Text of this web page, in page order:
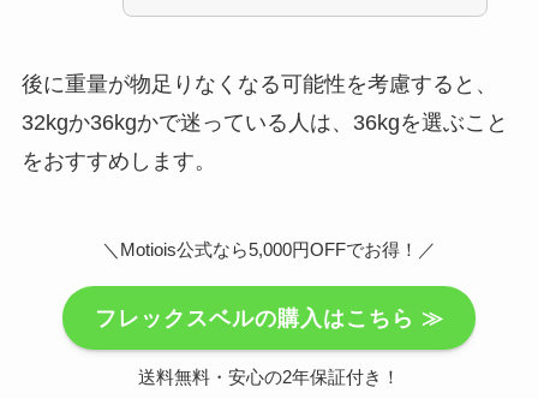
後に重量が物足りなくなる可能性を考慮すると、
32kgか36kgかで迷っている人は、 36kgを選ぶこと
をおすすめ します。
＼Motiois公式なら5,000円OFFでお得！／
フレックスベルの購入はこちら ≫
送料無料・安心の2年保証付き！